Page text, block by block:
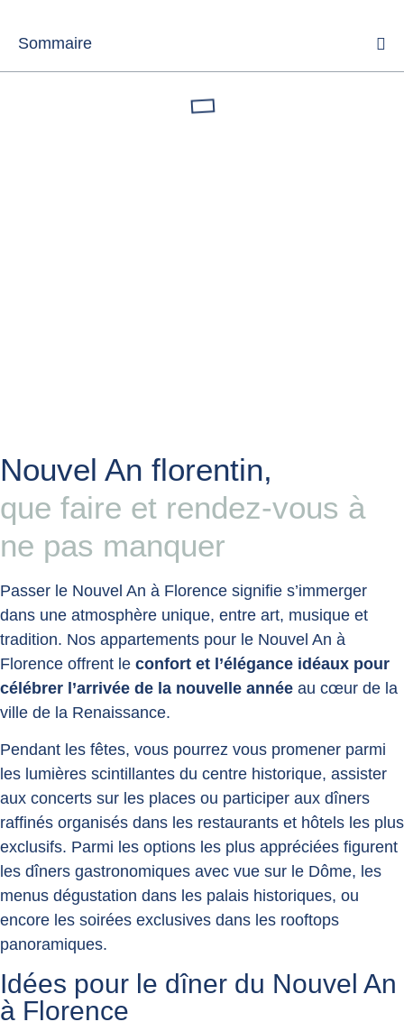
Sommaire
Nouvel An florentin,
que faire et rendez-vous à
ne pas manquer
Passer le Nouvel An à Florence signifie s’immerger
dans une atmosphère unique, entre art, musique et
tradition. Nos appartements pour le Nouvel An à
Florence offrent le confort et l’élégance idéaux pour
célébrer l’arrivée de la nouvelle année au cœur de la
ville de la Renaissance.
Pendant les fêtes, vous pourrez vous promener parmi
les lumières scintillantes du centre historique, assister
aux concerts sur les places ou participer aux dîners
raffinés organisés dans les restaurants et hôtels les plus
exclusifs. Parmi les options les plus appréciées figurent
les dîners gastronomiques avec vue sur le Dôme, les
menus dégustation dans les palais historiques, ou
encore les soirées exclusives dans les rooftops
panoramiques.
Idées pour le dîner du Nouvel An
à Florence